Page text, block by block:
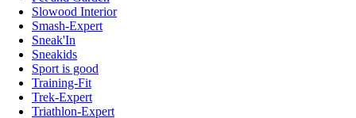
Slowood Interior
Smash-Expert
Sneak'In
Sneakids
Sport is good
Training-Fit
Trek-Expert
Triathlon-Expert